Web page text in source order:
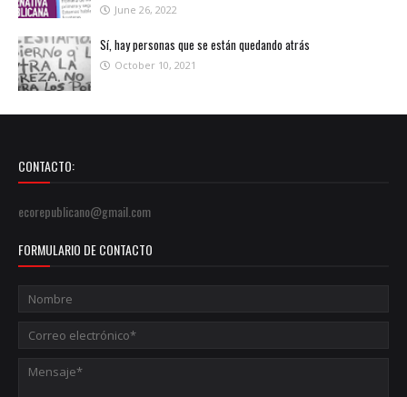
June 26, 2022
Sí, hay personas que se están quedando atrás
October 10, 2021
CONTACTO:
ecorepublicano@gmail.com
FORMULARIO DE CONTACTO